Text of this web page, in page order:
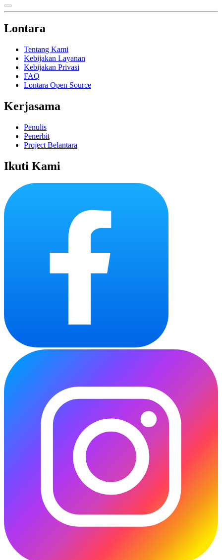
Lontara
Tentang Kami
Kebijakan Layanan
Kebijakan Privasi
FAQ
Lontara Open Source
Kerjasama
Penulis
Penerbit
Project Belantara
Ikuti Kami